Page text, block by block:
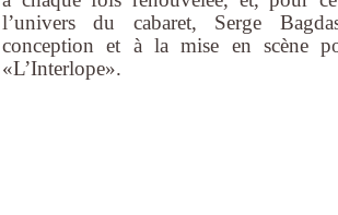
l’univers du cabaret, Serge
conception et à la mise en scène
«L’Interlope».